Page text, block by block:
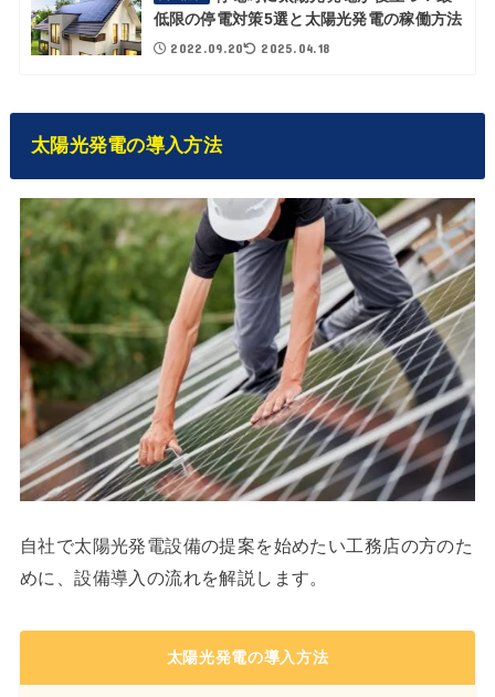
低限の停電対策5選と太陽光発電の稼働方法
2022.09.20 2025.04.18
太陽光発電の導入方法
自社で太陽光発電設備の提案を始めたい工務店の方のた
めに、設備導入の流れを解説します。
太陽光発電の導入方法